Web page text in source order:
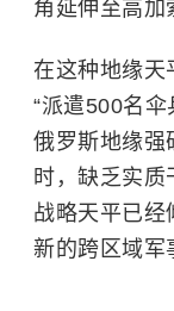
角延伸至高加
在这种地缘天
“派遣500名
俄罗斯地缘强
时，缺乏实质
战略天平已经
新的跨区域军